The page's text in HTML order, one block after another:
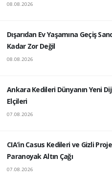
08.08.2026
Dışarıdan Ev Yaşamına Geçiş
Kadar Zor Değil
08.08.2026
Ankara Kedileri Dünyanın Yeni
Elçileri
07.08.2026
CIA’in Casus Kedileri ve Gizli
Paranoyak Altın Çağı
07.08.2026